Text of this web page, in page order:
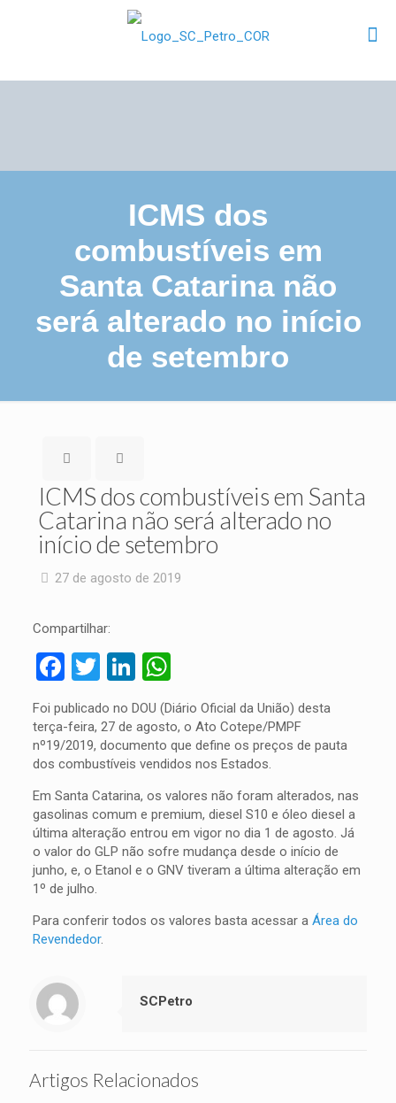
ICMS dos
combustíveis em
Santa Catarina não
será alterado no início
de setembro
ICMS dos combustíveis em Santa
Catarina não será alterado no
início de setembro
27 de agosto de 2019
Compartilhar:
Facebook
TwitterLinkedIn
WhatsApp
Foi publicado no DOU (Diário Oficial da União) desta
terça-feira, 27 de agosto, o Ato Cotepe/PMPF
nº19/2019, documento que define os preços de pauta
dos combustíveis vendidos nos Estados.
Em Santa Catarina, os valores não foram alterados, nas
gasolinas comum e premium, diesel S10 e óleo diesel a
última alteração entrou em vigor no dia 1 de agosto. Já
o valor do GLP não sofre mudança desde o início de
junho, e, o Etanol e o GNV tiveram a última alteração em
1º de julho.
Para conferir todos os valores basta acessar a Área do
Revendedor.
SCPetro
Artigos Relacionados